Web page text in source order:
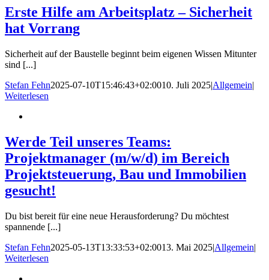
Erste Hilfe am Arbeitsplatz – Sicherheit
hat Vorrang
Sicherheit auf der Baustelle beginnt beim eigenen Wissen Mitunter
sind [...]
Stefan Fehn2025-07-10T15:46:43+02:0010. Juli 2025|Allgemein|
Weiterlesen
Werde Teil unseres Teams:
Projektmanager (m/w/d) im Bereich
Projektsteuerung, Bau und Immobilien
gesucht!
Du bist bereit für eine neue Herausforderung? Du möchtest
spannende [...]
Stefan Fehn2025-05-13T13:33:53+02:0013. Mai 2025|Allgemein|
Weiterlesen